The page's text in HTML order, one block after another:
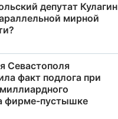
депутат Кулагин
мирной
Севастополя
факт подлога при
фирме-пустышке